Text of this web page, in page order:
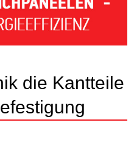
die Kantteile